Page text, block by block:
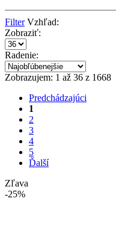
Filter Vzhľad:
Zobraziť:
Radenie:
Zobrazujem: 1 až 36 z 1668
Predchádzajúci
1
2
3
4
5
Ďalší
Zľava
-25%